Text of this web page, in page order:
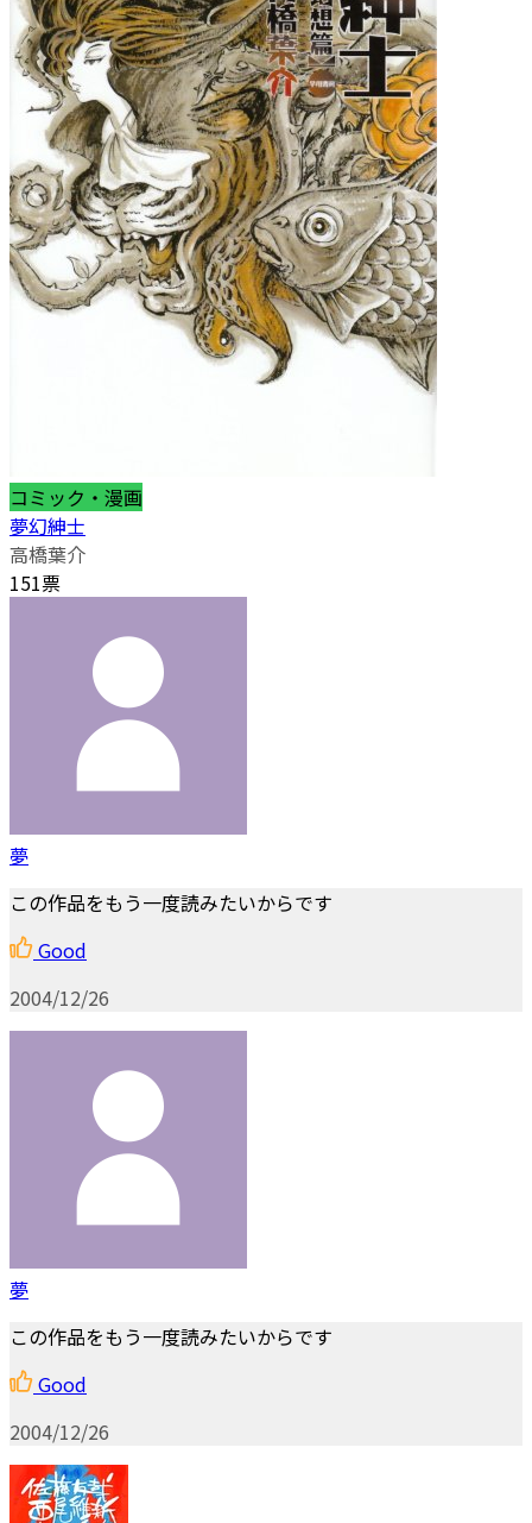
コミック・漫画
夢幻紳士
高橋葉介
151票
夢
この作品をもう一度読みたいからです
Good
2004/12/26
夢
この作品をもう一度読みたいからです
Good
2004/12/26